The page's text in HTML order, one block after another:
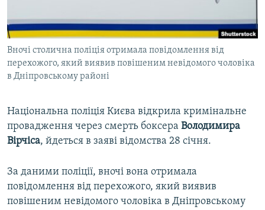
СВІДЧЕННЯ ОКУПАЦІЇ
УКРАЇНСЬКА ПРОБЛЕМА КРИМУ
ІНФОГРАФІКА
Русский
Qırımtatar
ДОЛУЧАЙСЯ!
Усі сайти RFE/RL
Вночі столична поліція отримала повідомлення від
перехожого, який виявив повішеним невідомого чоловіка
в Дніпровському районі
Національна поліція Києва відкрила кримінальне
провадження через смерть боксера Володимира
Вірчіса, йдеться в заяві відомства 28 січня.
За даними поліції, вночі вона отримала
повідомлення від перехожого, який виявив
повішеним невідомого чоловіка в Дніпровському